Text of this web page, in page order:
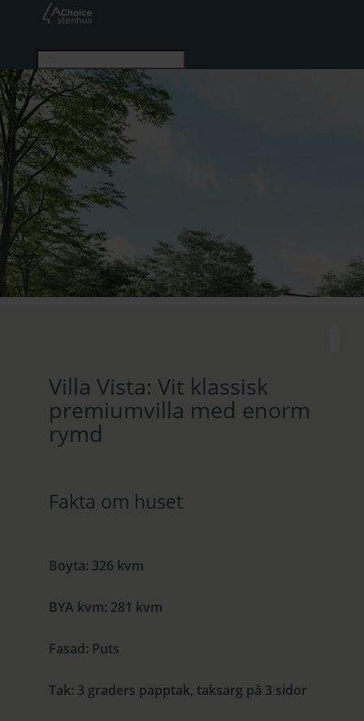
Villa Vista: Vit klassisk
premiumvilla med enorm
rymd
Fakta om huset
Boyta: 326 kvm
BYA kvm: 281 kvm
Fasad: Puts
Tak: 3 graders papptak, taksarg på 3 sidor